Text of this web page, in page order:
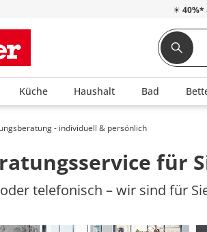
☀ 40%*
Küche Haushalt Bad
- individuell & persönlich
für
telefonisch – wir sind für